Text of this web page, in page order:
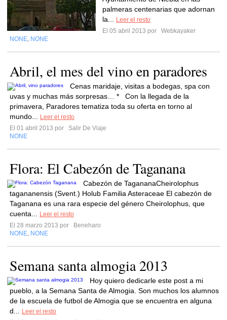
palmeras centenarias que adornan
la...
Leer el resto
El 05 abril 2013 por
Webkayaker
NONE NONE
Abril, el mes del vino en paradores
Cenas maridaje, visitas a bodegas, spa con
uvas y muchas más sorpresas… * Con la llegada de la
primavera, Paradores tematiza toda su oferta en torno al
mundo...
Leer el resto
El 01 abril 2013 por
Salir De Viaje
NONE
Flora: El Cabezón de Taganana
Cabezón de TagananaCheirolophus
tagananensis (Svent.) Holub Familia Asteraceae El cabezón de
Taganana es una rara especie del género Cheirolophus, que
cuenta...
Leer el resto
El 28 marzo 2013 por
Beneharo
NONE NONE
Semana santa almogia 2013
Hoy quiero dedicarle este post a mi
pueblo, a la Semana Santa de Almogia. Son muchos los alumnos
de la escuela de futbol de Almogia que se encuentra en alguna
d...
Leer el resto